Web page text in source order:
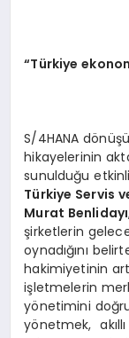
“Türkiye
S/4HANA
hikayelerinin
sunulduğu
Türkiye Servis
Murat Benlidayı
şirketlerin
oynadığını
hakimiyetinin
işletmelerin
yönetimini
yönetmek,